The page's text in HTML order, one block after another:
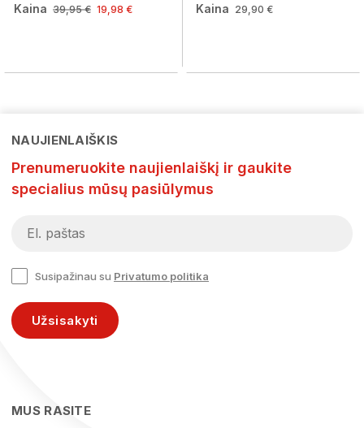
Kaina 39,95 € 19,98 € Kaina 29,90 €
NAUJIENLAIŠKIS
Prenumeruokite naujienlaiškį ir gaukite
specialius mūsų pasiūlymus
Susipažinau su Privatumo politika
Užsisakyti
MUS RASITE